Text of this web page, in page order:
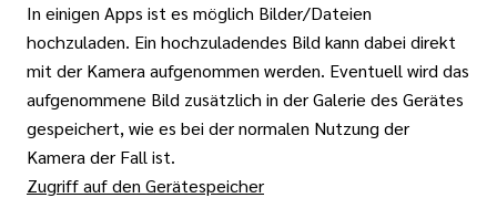
In einigen Apps ist es möglich Bilder/Dateien
hochzuladen. Ein hochzuladendes Bild kann dabei direkt
mit der Kamera aufgenommen werden. Eventuell wird das
aufgenommene Bild zusätzlich in der Galerie des Gerätes
gespeichert, wie es bei der normalen Nutzung der
Kamera der Fall ist.
Zugriff auf den Gerätespeicher